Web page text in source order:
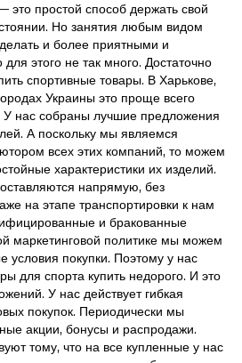
это простой способ держать свой
Но занятия любым видом
и более приятными и
этого не так много. Достаточно
спортивные товары. В Харькове,
Украины это проще всего
У нас собраны лучшие предложения
А поскольку мы являемся
всех этих компаний, то можем
характеристики их изделий.
напрямую, без
на этапе транспортировки к нам
и бракованные
маркетинговой политике мы можем
условия покупки. Поэтому у нас
для спорта купить недорого. И это
У нас действует гибкая
покупок. Периодически мы
акции, бонусы и распродажи.
тому, что на все купленные у нас